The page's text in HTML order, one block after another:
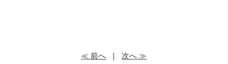
≪ 前へ ｜ 次へ ≫